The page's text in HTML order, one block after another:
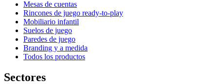
Mesas de cuentas
Rincones de juego ready-to-play
Mobiliario infantil
Suelos de juego
Paredes de juego
Branding y a medida
Todos los productos
Sectores